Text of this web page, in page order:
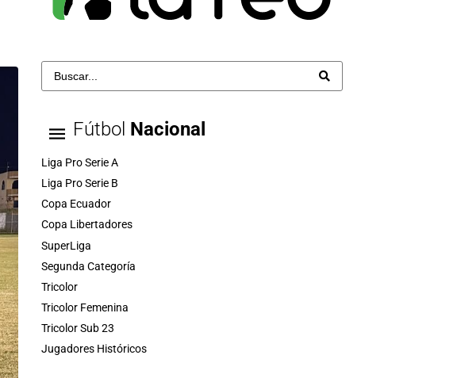
Fútbol Nacional
Liga Pro Serie A
Liga Pro Serie B
Copa Ecuador
Copa Libertadores
SuperLiga
Segunda Categoría
Tricolor
Tricolor Femenina
Tricolor Sub 23
Jugadores Históricos